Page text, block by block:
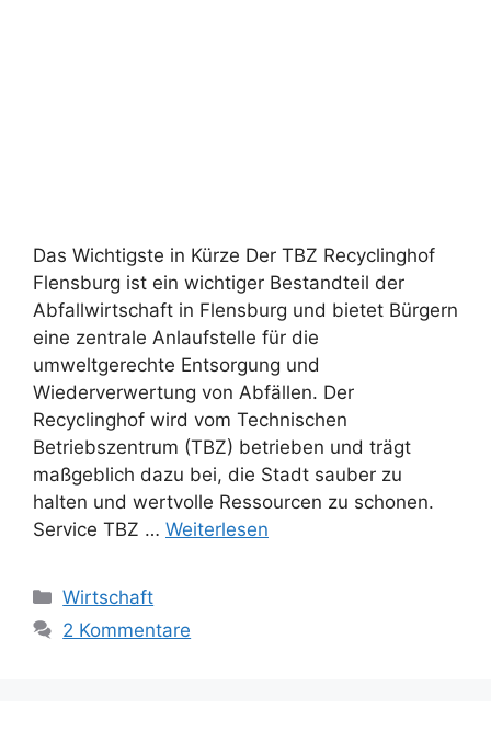
Das Wichtigste in Kürze Der TBZ Recyclinghof
Flensburg ist ein wichtiger Bestandteil der
Abfallwirtschaft in Flensburg und bietet Bürgern
eine zentrale Anlaufstelle für die
umweltgerechte Entsorgung und
Wiederverwertung von Abfällen. Der
Recyclinghof wird vom Technischen
Betriebszentrum (TBZ) betrieben und trägt
maßgeblich dazu bei, die Stadt sauber zu
halten und wertvolle Ressourcen zu schonen.
Service TBZ … Weiterlesen
Kategorien
Wirtschaft
2 Kommentare